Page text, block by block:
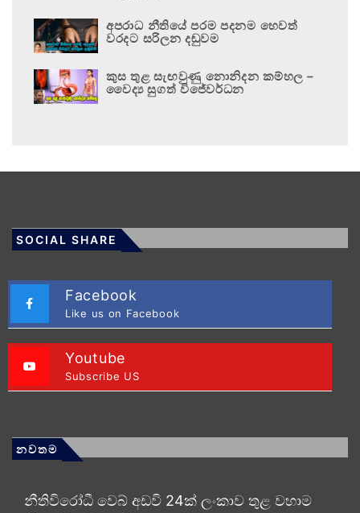
අපරාධ නීතියේ පරම පදනම හෙවත්
වරදට සරිලන දඬුවම
කුස තුළ සැඟවුණු නොනිදන කම්හල –
වෛද්‍ය සුගත් විජේවර්ධන
SOCIAL SHARE
Facebook
Like us on Facebook
Youtube
Subscribe US
නවතම
නීතිවිරෝධී වෙබ් අඩවි 24ක් ලංකාව තුළ වහාම